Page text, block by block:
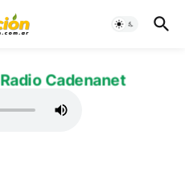
Cadenanet